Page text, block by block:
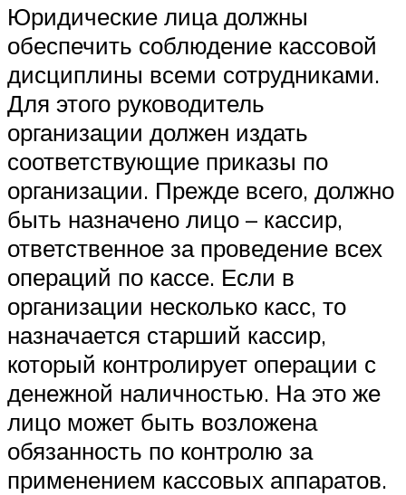
Юридические лица должны
обеспечить соблюдение кассовой
дисциплины всеми сотрудниками.
Для этого руководитель
организации должен издать
соответствующие приказы по
организации. Прежде всего, должно
быть назначено лицо – кассир,
ответственное за проведение всех
операций по кассе. Если в
организации несколько касс, то
назначается старший кассир,
который контролирует операции с
денежной наличностью. На это же
лицо может быть возложена
обязанность по контролю за
применением кассовых аппаратов.